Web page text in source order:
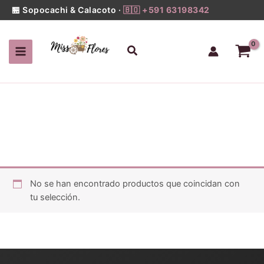
al
🏪 Sopocachi & Calacoto · 🇧🇴 +591 63198342
Buscar
No se han encontrado productos que coincidan con
tu selección.